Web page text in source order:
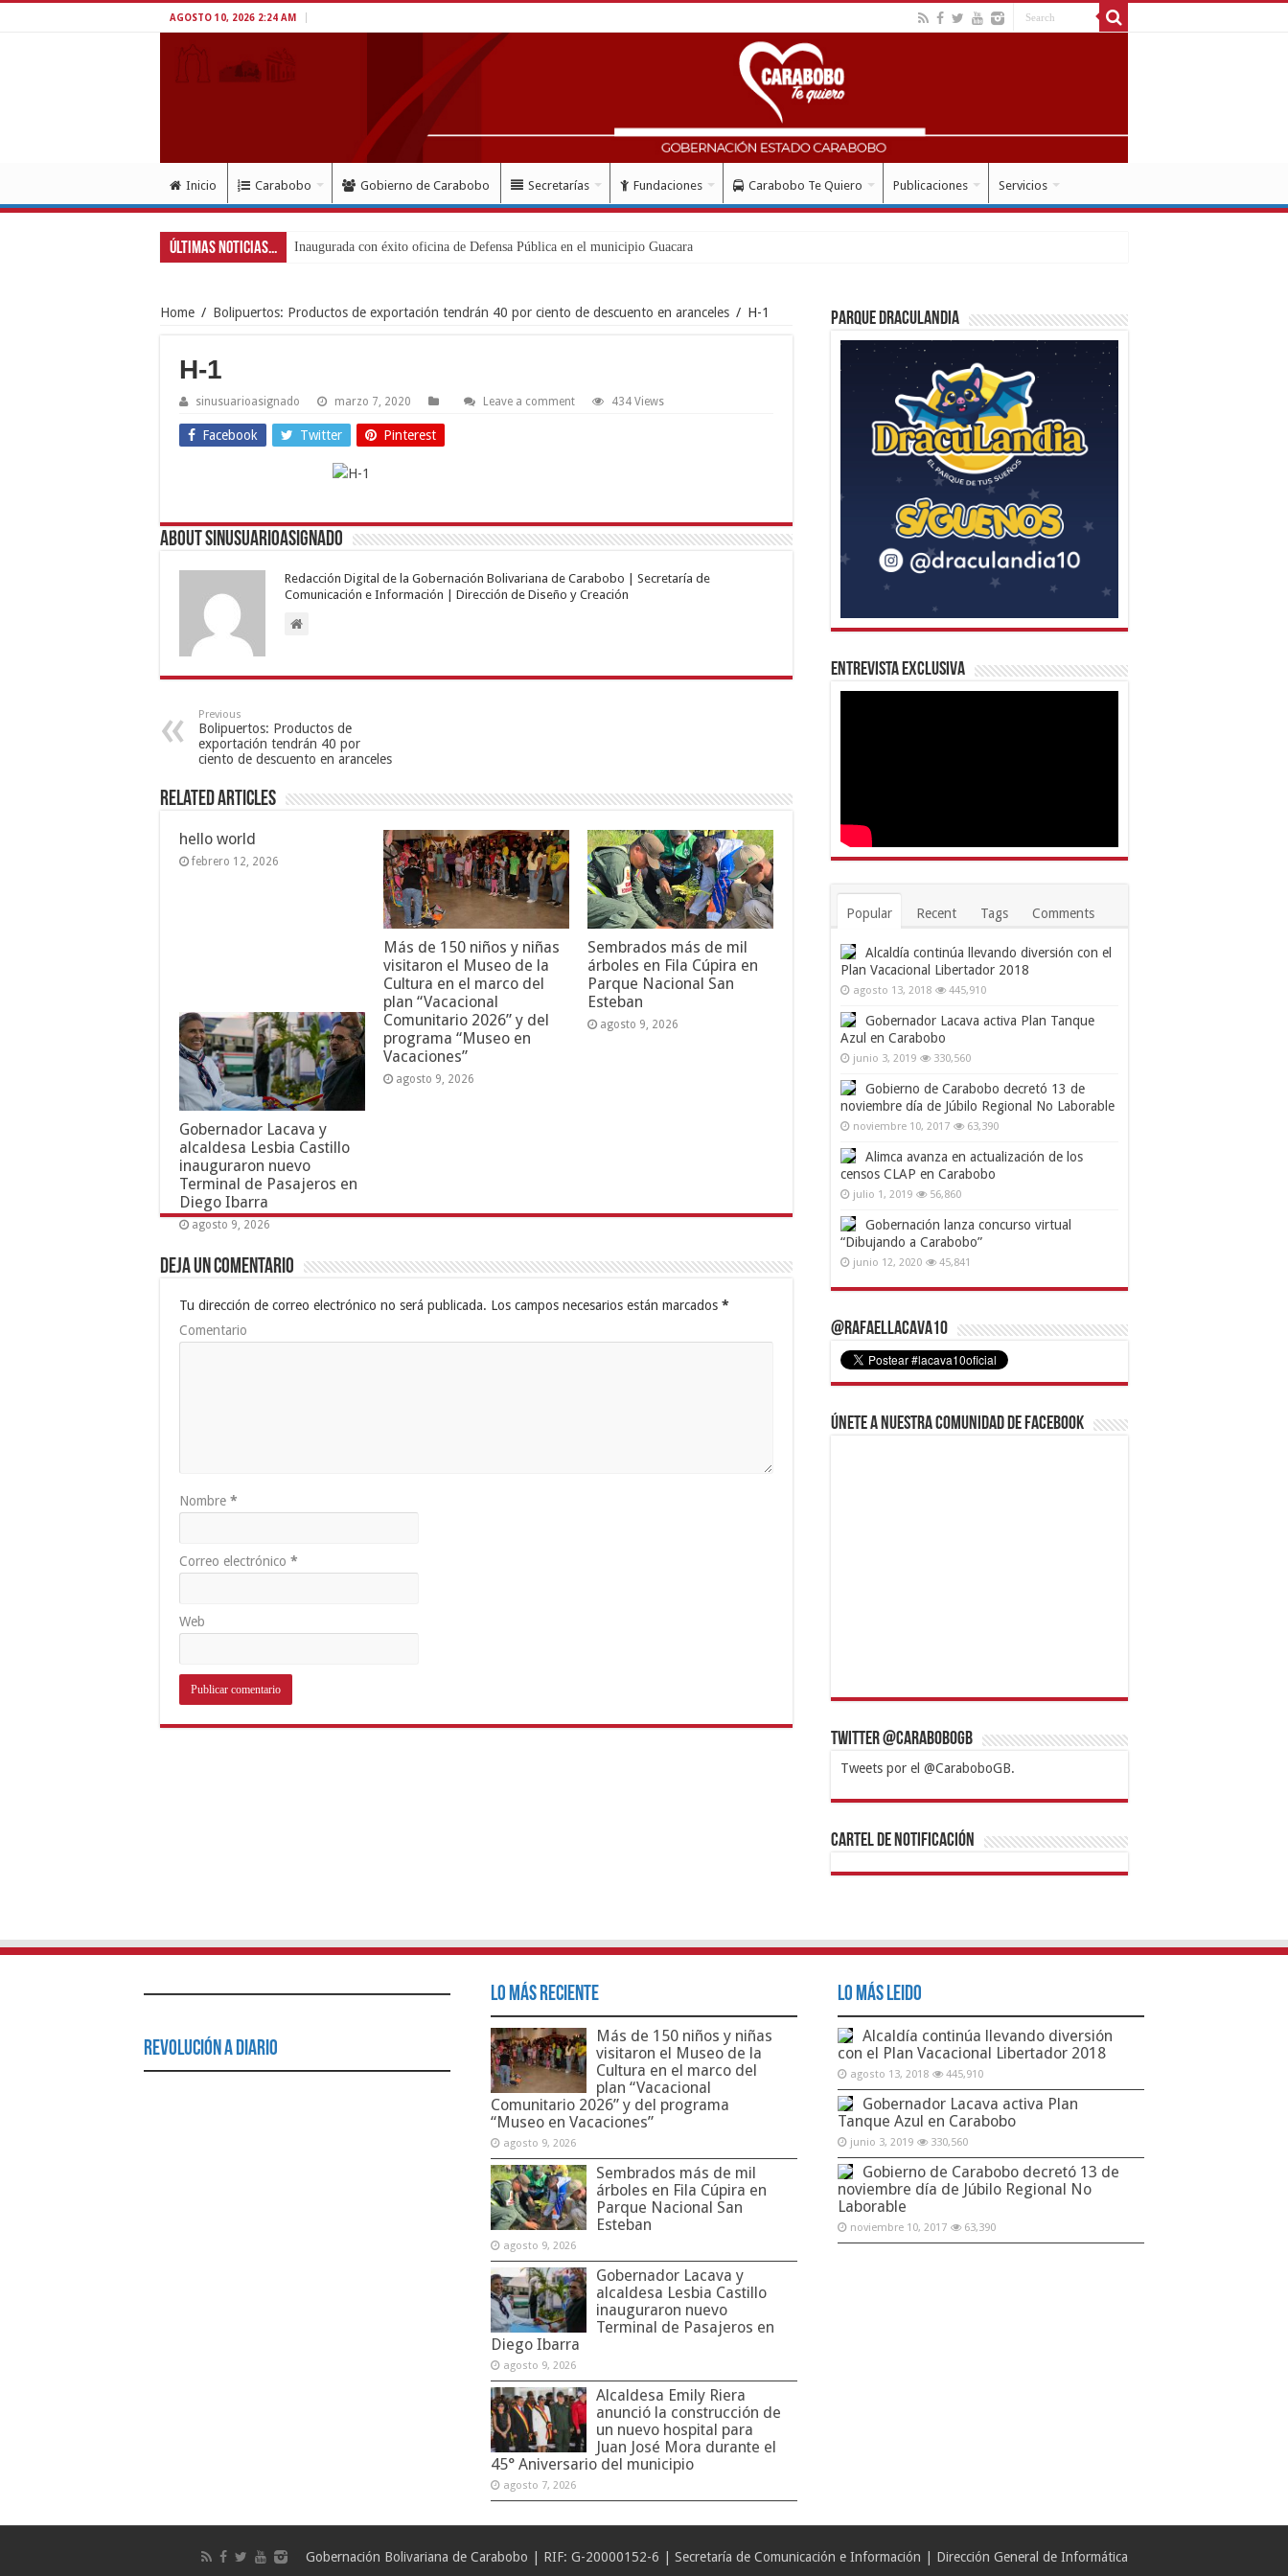
AGOSTO 10, 2026 2:24 AM
Inicio Carabobo Gobierno de Carabobo Secretarías Fundaciones Carabobo Te Quiero Publicaciones Servicios
Últimas Noticias... Movimiento F
Home / Bolipuertos: Productos de exportación tendrán 40 por ciento de descuento en aranceles / H-1
H-1
sinusuarioasignado marzo 7, 2020 Leave a comment 434 Views
Facebook Twitter Pinterest
About sinusuarioasignado
Redacción Digital de la Gobernación Bolivariana de Carabobo | Secretaría de
Comunicación e Información | Dirección de Diseño y Creación
Previous
Bolipuertos: Productos de
exportación tendrán 40 por
ciento de descuento en aranceles
Related Articles
hello world
febrero 12, 2026
Más de 150 niños y niñas
visitaron el Museo de la
Cultura en el marco del
plan “Vacacional
Comunitario 2026” y del
programa “Museo en
Vacaciones”
agosto 9, 2026
Sembrados más de mil
árboles en Fila Cúpira en
Parque Nacional San
Esteban
agosto 9, 2026
Gobernador Lacava y
alcaldesa Lesbia Castillo
inauguraron nuevo
Terminal de Pasajeros en
Diego Ibarra
agosto 9, 2026
Deja un comentario
Tu dirección de correo electrónico no será publicada. Los campos necesarios están marcados *
Comentario
Nombre *
Correo electrónico *
Web
Parque Draculandia
Entrevista Exclusiva
Popular Recent Tags Comments
Alcaldía continúa llevando diversión con el
Plan Vacacional Libertador 2018
agosto 13, 2018 445,910
Gobernador Lacava activa Plan Tanque
Azul en Carabobo
junio 3, 2019 330,560
Gobierno de Carabobo decretó 13 de
noviembre día de Júbilo Regional No Laborable
noviembre 10, 2017 63,390
Alimca avanza en actualización de los
censos CLAP en Carabobo
julio 1, 2019 56,860
Gobernación lanza concurso virtual
“Dibujando a Carabobo”
junio 12, 2020 45,841
@RafaelLacava10
Únete a nuestra comunidad de Facebook
Twitter @CaraboboGB
Tweets por el @CaraboboGB.
1xbetBetturkeyBetistKralbetSupertotobetTipobet
https://mvbcasino.com/
Cartel de Notificación
Revolución a Diario
Lo Más Reciente
Más de 150 niños y niñas
visitaron el Museo de la
Cultura en el marco del
plan “Vacacional
Comunitario 2026” y del programa
“Museo en Vacaciones”
agosto 9, 2026
Sembrados más de mil
árboles en Fila Cúpira en
Parque Nacional San
Esteban
agosto 9, 2026
Gobernador Lacava y
alcaldesa Lesbia Castillo
inauguraron nuevo
Terminal de Pasajeros en
Diego Ibarra
agosto 9, 2026
Alcaldesa Emily Riera
anunció la construcción de
un nuevo hospital para
Juan José Mora durante el
45° Aniversario del municipio
agosto 7, 2026
Lo Más Leido
Alcaldía continúa llevando diversión
con el Plan Vacacional Libertador 2018
agosto 13, 2018 445,910
Gobernador Lacava activa Plan
Tanque Azul en Carabobo
junio 3, 2019 330,560
Gobierno de Carabobo decretó 13 de
noviembre día de Júbilo Regional No
Laborable
noviembre 10, 2017 63,390
Gobernación Bolivariana de Carabobo | RIF: G-20000152-6 | Secretaría de Comunicación e Información | Dirección General de Informática